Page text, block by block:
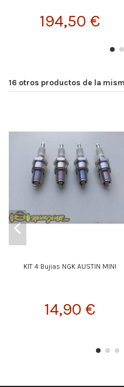
194,50 €
16 otros productos de la
KIT 4 Bujias NGK AUSTIN MINI
14,90 €